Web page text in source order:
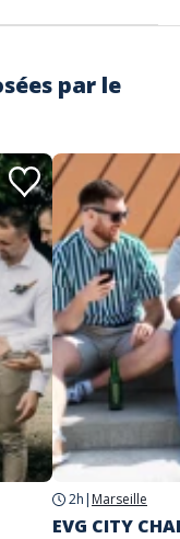
par le
2h | Marseille
EVG CITY